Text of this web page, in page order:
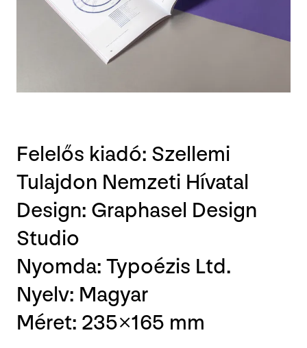
Felelős kiadó: Szellemi
Tulajdon Nemzeti Hívatal
Design: Graphasel Design
Studio
Nyomda: Typoézis Ltd.
Nyelv: Magyar
Méret: 235×165 mm